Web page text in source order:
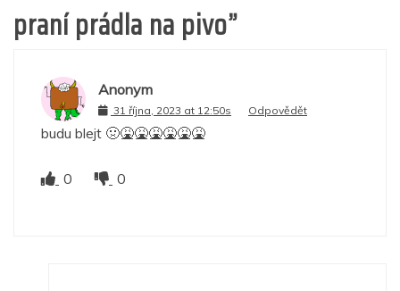
praní prádla na pivo”
Anonym
31 října, 2023 at 12:50s Odpovědět
budu blejt 🤢🤮🤮🤮🤮🤮🤮
0 0